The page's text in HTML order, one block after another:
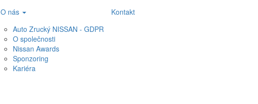
O nás
Auto Zrucký NISSAN - GDPR
O společnosti
Nissan Awards
Sponzoring
Kariéra
Kontakt